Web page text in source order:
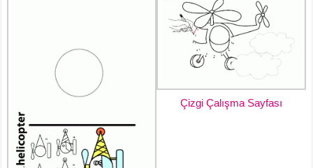
Çizgi Çalışma Sayfası